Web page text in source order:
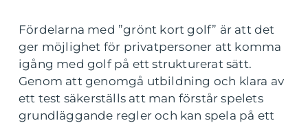
Fördelarna med ”grönt kort golf” är att det
ger möjlighet för privatpersoner att komma
igång med golf på ett strukturerat sätt.
Genom att genomgå utbildning och klara av
ett test säkerställs att man förstår spelets
grundläggande regler och kan spela på ett